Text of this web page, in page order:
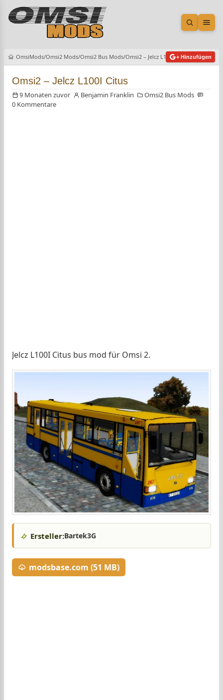
Suche
OmsiMods Omsi2 Mods Omsi2 Bus Mods Omsi2 – Jelcz L100I Citus+ Hinzufügen
Omsi2 – Jelcz L100I Citus
9 Monaten zuvor Benjamin Franklin
Omsi2 Bus Mods
0 Kommentare
Jelcz L100I Citus bus mod für Omsi 2.
Ersteller:Bartek3G
modsbase.com (51 MB)